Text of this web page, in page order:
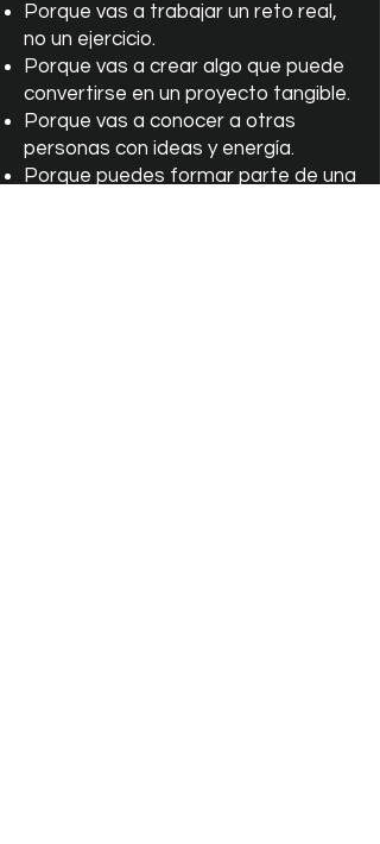
Porque vas a trabajar un reto real,
no un ejercicio.
Porque vas a crear algo que puede
convertirse en un proyecto tangible.
Porque vas a conocer a otras
personas con ideas y energía.
Porque puedes formar parte de una